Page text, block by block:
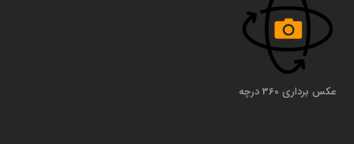
عکس برداری 360 درچه